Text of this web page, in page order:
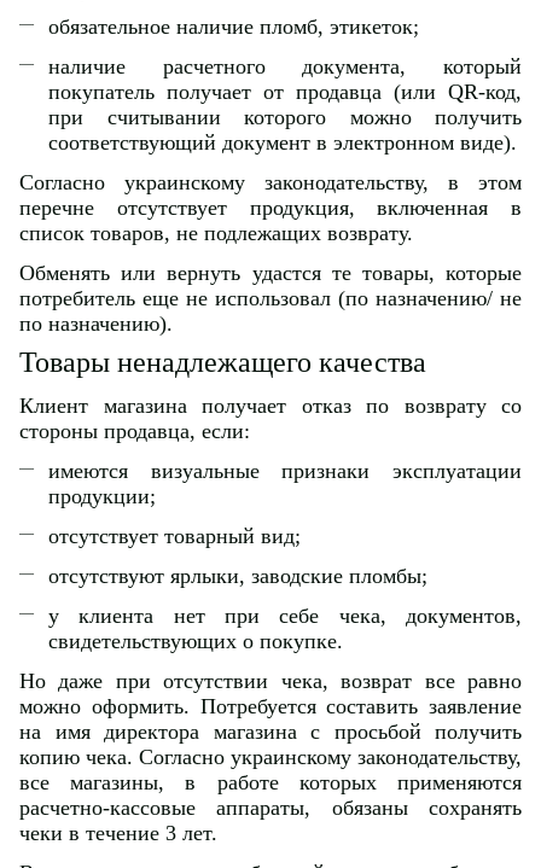
обязательное наличие пломб, этикеток;
наличие расчетного документа, который
покупатель получает от продавца (или QR-код,
при считывании которого можно получить
соответствующий документ в электронном виде).
Согласно украинскому законодательству, в этом
перечне отсутствует продукция, включенная в
список товаров, не подлежащих возврату.
Обменять или вернуть удастся те товары, которые
потребитель еще не использовал (по назначению/ не
по назначению).
Товары ненадлежащего качества
Клиент магазина получает отказ по возврату со
стороны продавца, если:
имеются визуальные признаки эксплуатации
продукции;
отсутствует товарный вид;
отсутствуют ярлыки, заводские пломбы;
у клиента нет при себе чека, документов,
свидетельствующих о покупке.
Но даже при отсутствии чека, возврат все равно
можно оформить. Потребуется составить заявление
на имя директора магазина с просьбой получить
копию чека. Согласно украинскому законодательству,
все магазины, в работе которых применяются
расчетно-кассовые аппараты, обязаны сохранять
чеки в течение 3 лет.